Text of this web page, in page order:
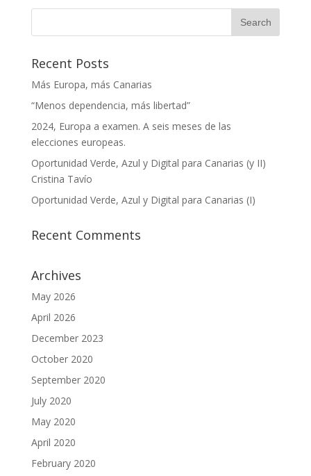
Recent Posts
Más Europa, más Canarias
“Menos dependencia, más libertad”
2024, Europa a examen. A seis meses de las
elecciones europeas.
Oportunidad Verde, Azul y Digital para Canarias (y II)
Cristina Tavío
Oportunidad Verde, Azul y Digital para Canarias (I)
Recent Comments
Archives
May 2026
April 2026
December 2023
October 2020
September 2020
July 2020
May 2020
April 2020
February 2020